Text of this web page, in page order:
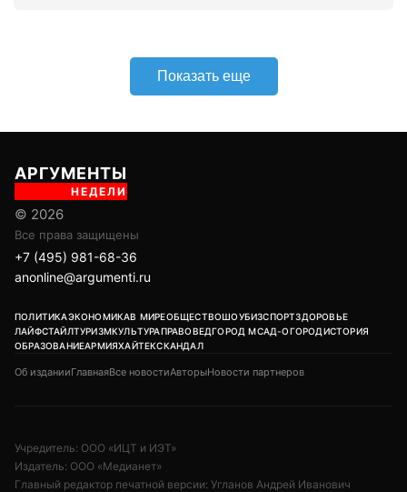
Показать еще
АРГУМЕНТЫ
НЕДЕЛИ
© 2026
Все права защищены
+7 (495) 981-68-36
anonline@argumenti.ru
ПОЛИТИКАЭКОНОМИКАВ МИРЕОБЩЕСТВОШОУБИЗСПОРТЗДОРОВЬЕ
ЛАЙФСТАЙЛТУРИЗМКУЛЬТУРАПРАВОВЕДГОРОД МСАД-ОГОРОДИСТОРИЯ
ОБРАЗОВАНИЕАРМИЯХАЙТЕКСКАНДАЛ
Об изданииГлавнаяВсе новостиАвторыНовости партнеров
Учредитель: ООО «ИЦТ и ИЭТ»
Издатель: ООО «Медианет»
Главный редактор печатной версии: Угланов Андрей Иванович